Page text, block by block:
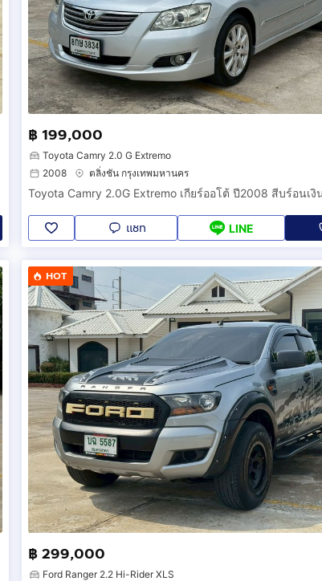
฿ 199,000
Toyota Camry 2.0 G Extremo
2008
ตลิ่งชัน กรุงเทพมหานคร
แชท LINE
HOT
฿ 299,000
Ford Ranger 2.2 Hi-Rider XLS